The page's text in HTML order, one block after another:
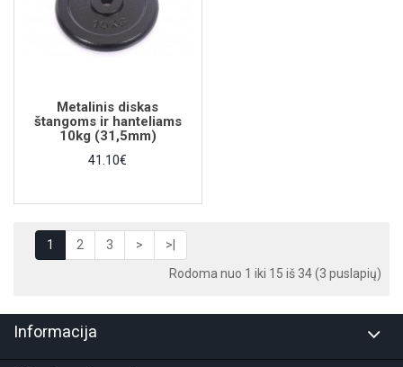
Metalinis diskas
štangoms ir hanteliams
10kg (31,5mm)
41.10€
1 2 3 >
>|
Rodoma nuo 1 iki 15 iš 34 (3 puslapių)
Informacija